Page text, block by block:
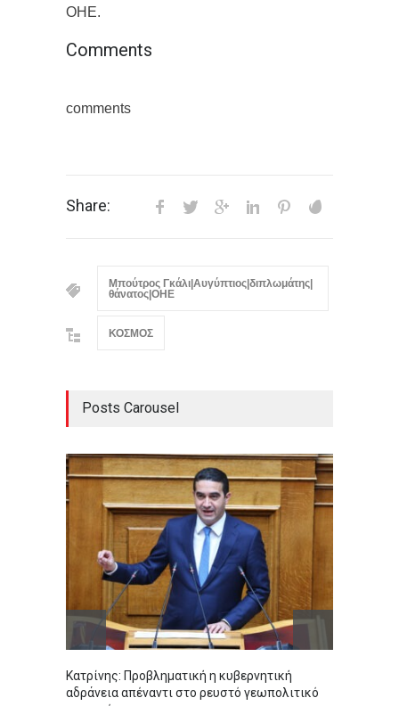
ΟΗΕ.
Comments
comments
Share:
Mπούτρος Γκάλι|Αυγύπτιος|διπλωμάτης|
θάνατος|ΟΗΕ
ΚΟΣΜΟΣ
Posts Carousel
Κατρίνης: Προβληματική η κυβερνητική
αδράνεια απέναντι στο ρευστό γεωπολιτικό